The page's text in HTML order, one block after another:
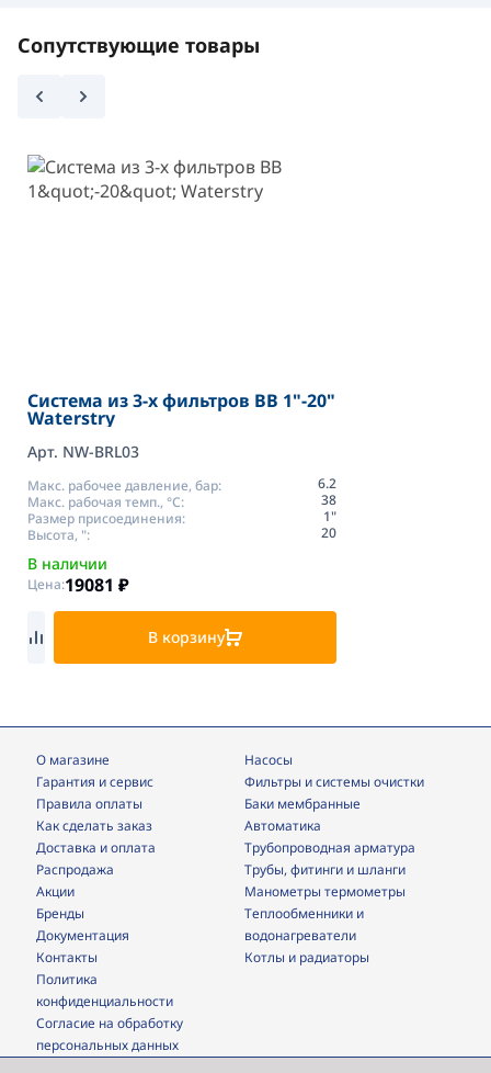
Сопутствующие товары
Система из 3-х фильтров BB 1"-20"
Waterstry
Арт. NW-BRL03
Макс. рабочее давление, бар:
6.2
Макс. рабочая темп., °С:
38
Размер присоединения:
1"
Высота, ":
20
В наличии
Цена:19081 ₽
В корзину
О магазине
Гарантия и сервис
Правила оплаты
Как сделать заказ
Доставка и оплата
Распродажа
Акции
Бренды
Документация
Контакты
Насосы
фильтры и системы очистки
Баки мембранные
Автоматика
трубопроводная арматура
трубы, фитинги и шланги
манометры термометры
теплообменники и
водонагреватели
Котлы и радиаторы
Политика
конфиденциальности
Согласие на обработку
персональных данных